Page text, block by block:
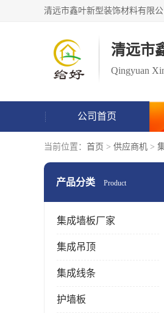
清远市
Qingyuan
公司首页
当前位置： 首页 > 供应商机 >
产品分类 Product
集成墙板厂家
集成吊顶
集成线条
护墙板